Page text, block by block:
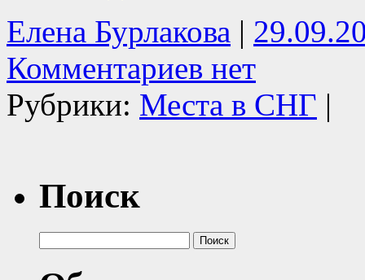
Елена Бурлакова |
Комментариев нет
Рубрики: Места в СНГ |
Поиск